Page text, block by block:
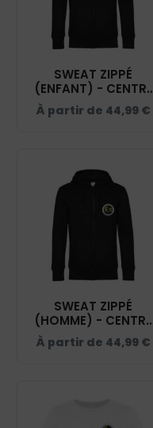
SWEAT ZIPPÉ
(ENFANT) - CENTRE
EQUESTRE DE
KERAVEL - NOIR -
À partir de 44,99 €
SWEAT ZIPPÉ
(HOMME) - CENTRE
EQUESTRE DE
KERAVEL - BCU03K
À partir de 44,99 €